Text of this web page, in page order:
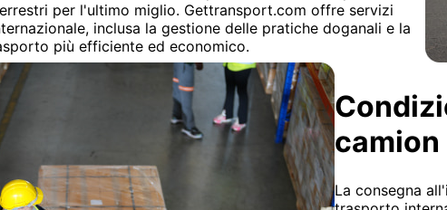
per l'ultimo miglio. Gettransport.com offre servizi
inclusa la gestione delle pratiche doganali e la
più efficiente ed economico.
camion
La consegna